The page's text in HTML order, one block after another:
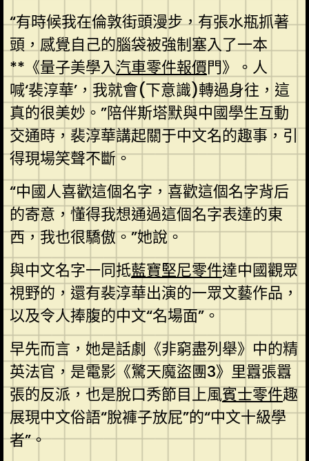
“有時候我在倫敦街頭漫步，有張水瓶抓著
頭，感覺自己的腦袋被強制塞入了一本
**《量子美學入汽車零件報價門》。人
喊‘裴淳華’，我就會(下意識)轉過身往，這
真的很美妙。”陪伴斯塔默與中國學生互動
交通時，裴淳華講起關于中文名的趣事，引
得現場笑聲不斷。
“中國人喜歡這個名字，喜歡這個名字背后
的寄意，懂得我想通過這個名字表達的東
西，我也很驕傲。”她說。
與中文名字一同抵藍寶堅尼零件達中國觀眾
視野的，還有裴淳華出演的一眾文藝作品，
以及令人捧腹的中文“名場面”。
早先而言，她是話劇《非窮盡列舉》中的精
英法官，是電影《驚天魔盜團3》里囂張囂
張的反派，也是脫口秀節目上風賓士零件趣
展現中文俗語“脫褲子放屁”的“中文十級學
者”。